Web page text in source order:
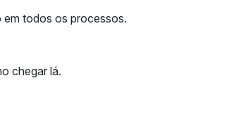
em todos os processos.
chegar lá.